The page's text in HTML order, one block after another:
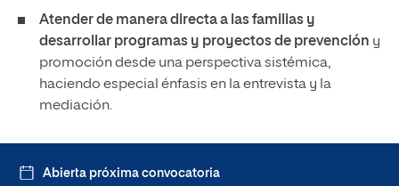
Atender de manera directa a las familias y
desarrollar programas y proyectos de prevención y
promoción desde una perspectiva sistémica,
haciendo especial énfasis en la entrevista y la
mediación.
Abierta próxima convocatoria